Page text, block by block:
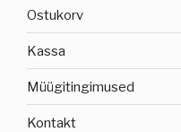
Ostukorv
Kassa
Müügitingimused
Kontakt